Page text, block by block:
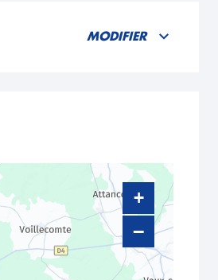
MODIFIER
+
−